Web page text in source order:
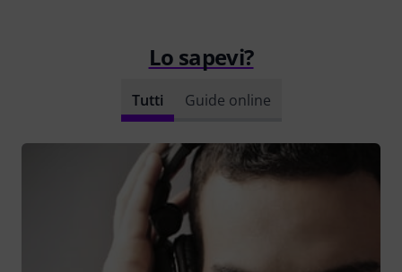
Lo sapevi?
Tutti Guide online